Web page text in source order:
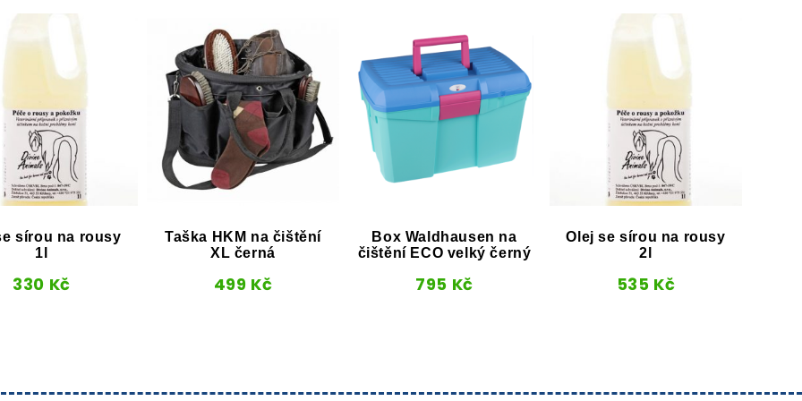
sírou na rousy
1l
330 Kč
Taška HKM na čištění
XL černá
499 Kč
Box Waldhausen na
čištění ECO velký černý
795 Kč
Olej se sírou na rousy
2l
535 Kč